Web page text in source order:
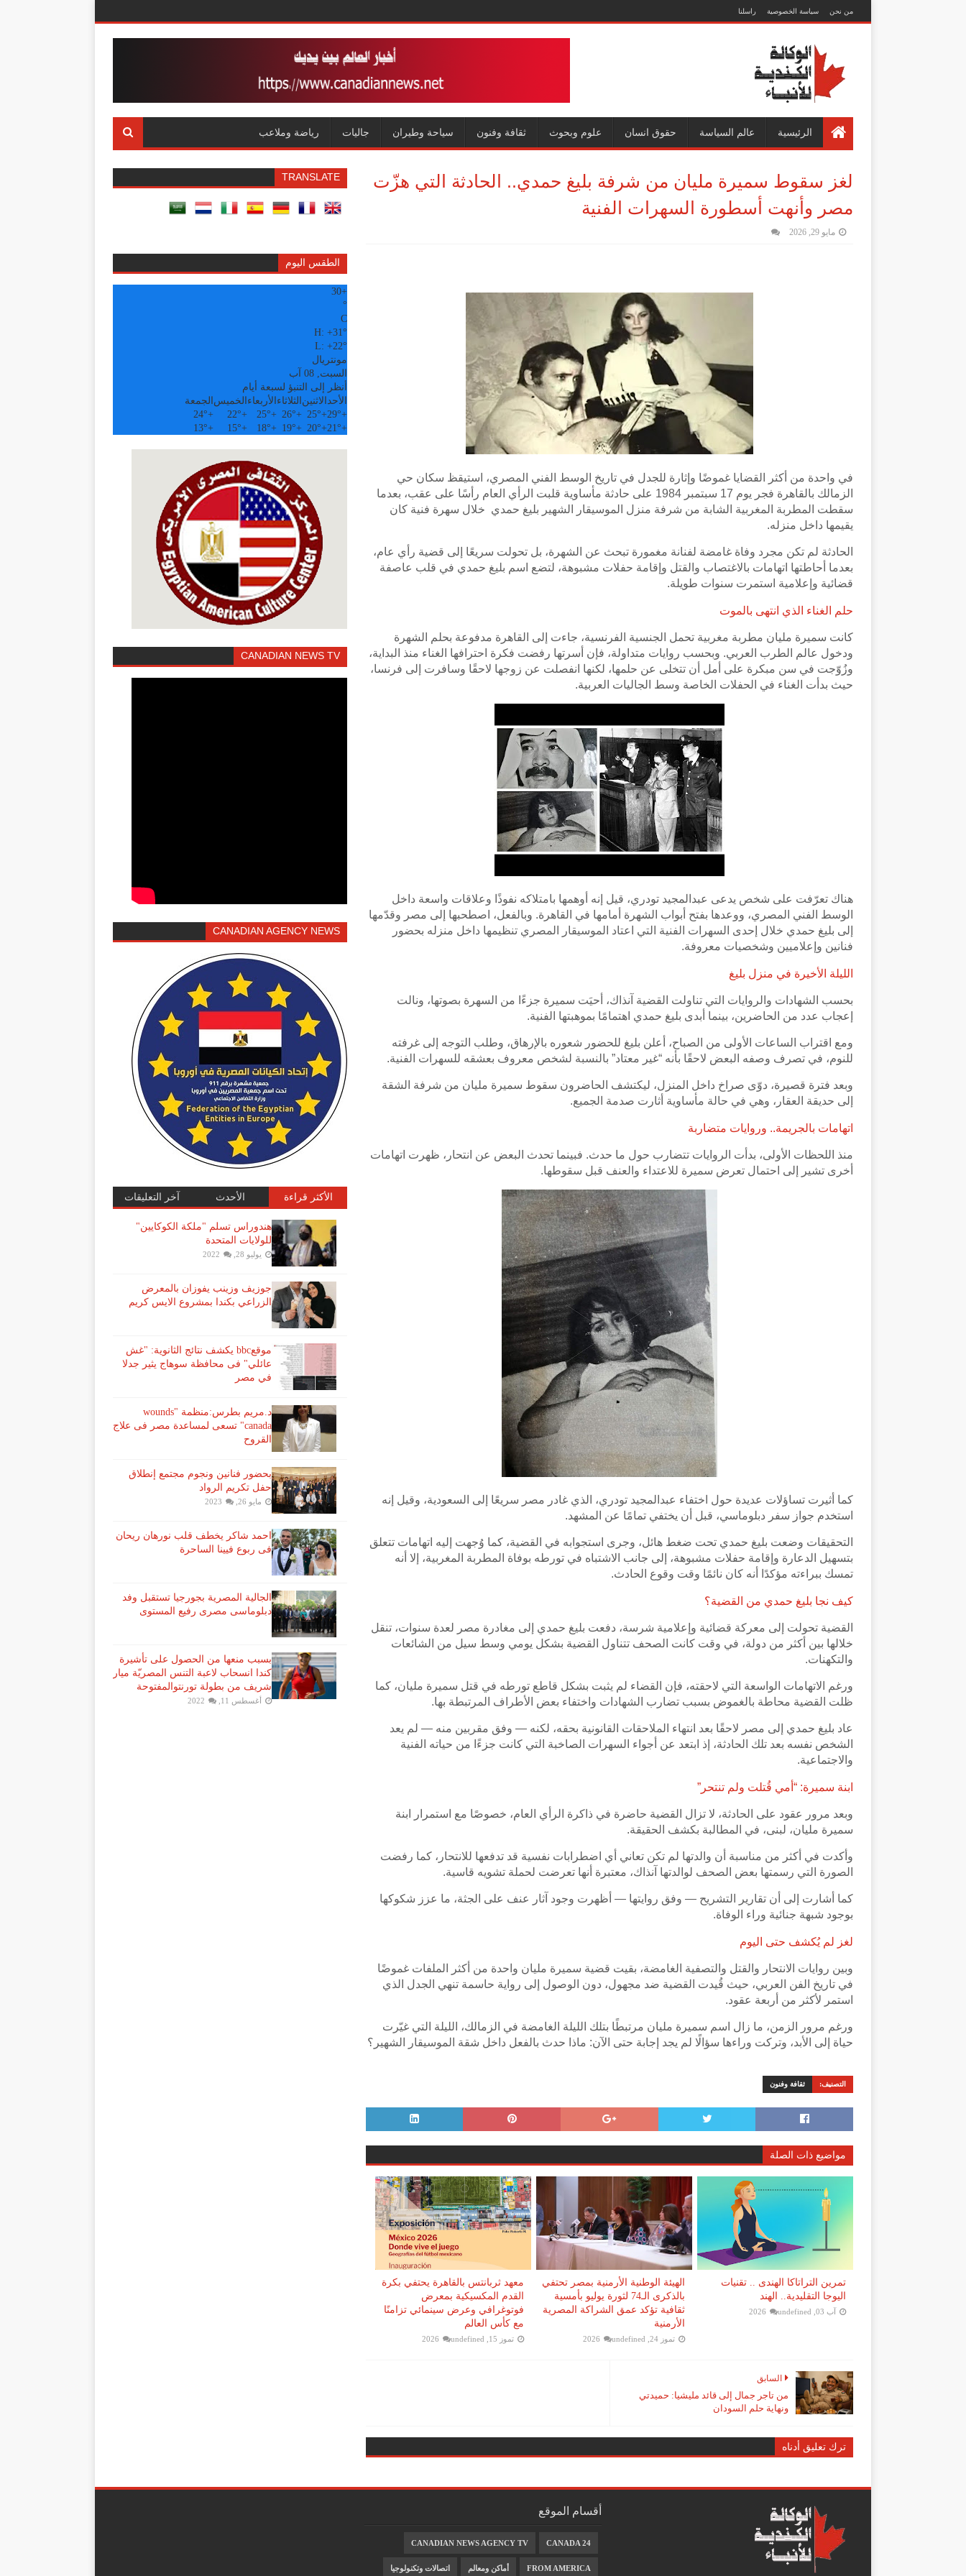
من نحن سياسة الخصوصية راسلنا
الرئيسية عالم السياسة حقوق انسان علوم وبحوث ثقافة وفنون سياحة وطيران جاليات رياضة وملاعب
لغز سقوط سميرة مليان من شرفة بليغ حمدي.. الحادثة التي هزّت
مصر وأنهت أسطورة السهرات الفنية
مايو 29, 2026
في واحدة من أكثر القضايا غموضًا وإثارة للجدل في تاريخ الوسط الفني المصري، استيقظ سكان حي
الزمالك بالقاهرة فجر يوم 17 سبتمبر 1984 على حادثة مأساوية قلبت الرأي العام رأسًا على عقب، بعدما
سقطت المطربة المغربية الشابة من شرفة منزل الموسيقار الشهير بليغ حمدي خلال سهرة فنية كان
يقيمها داخل منزله.
الحادثة لم تكن مجرد وفاة غامضة لفنانة مغمورة تبحث عن الشهرة، بل تحولت سريعًا إلى قضية رأي عام،
بعدما أحاطتها اتهامات بالاغتصاب والقتل وإقامة حفلات مشبوهة، لتضع اسم بليغ حمدي في قلب عاصفة
قضائية وإعلامية استمرت سنوات طويلة.
حلم الغناء الذي انتهى بالموت
كانت سميرة مليان مطربة مغربية تحمل الجنسية الفرنسية، جاءت إلى القاهرة مدفوعة بحلم الشهرة
ودخول عالم الطرب العربي. وبحسب روايات متداولة، فإن أسرتها رفضت فكرة احترافها الغناء منذ البداية،
وزُوّجت في سن مبكرة على أمل أن تتخلى عن حلمها، لكنها انفصلت عن زوجها لاحقًا وسافرت إلى فرنسا،
حيث بدأت الغناء في الحفلات الخاصة وسط الجاليات العربية.
هناك تعرّفت على شخص يدعى عبدالمجيد تودري، قيل إنه أوهمها بامتلاكه نفوذًا وعلاقات واسعة داخل
الوسط الفني المصري، ووعدها بفتح أبواب الشهرة أمامها في القاهرة. وبالفعل، اصطحبها إلى مصر وقدّمها
إلى بليغ حمدي خلال إحدى السهرات الفنية التي اعتاد الموسيقار المصري تنظيمها داخل منزله بحضور
فنانين وإعلاميين وشخصيات معروفة.
الليلة الأخيرة في منزل بليغ
بحسب الشهادات والروايات التي تناولت القضية آنذاك، أحيَت سميرة جزءًا من السهرة بصوتها، ونالت
إعجاب عدد من الحاضرين، بينما أبدى بليغ حمدي اهتمامًا بموهبتها الفنية.
ومع اقتراب الساعات الأولى من الصباح، أعلن بليغ للحضور شعوره بالإرهاق، وطلب التوجه إلى غرفته
للنوم، في تصرف وصفه البعض لاحقًا بأنه “غير معتاد” بالنسبة لشخص معروف بعشقه للسهرات الفنية.
وبعد فترة قصيرة، دوّى صراخ داخل المنزل، ليكتشف الحاضرون سقوط سميرة مليان من شرفة الشقة
إلى حديقة العقار، وهي في حالة مأساوية أثارت صدمة الجميع.
اتهامات بالجريمة.. وروايات متضاربة
منذ اللحظات الأولى، بدأت الروايات تتضارب حول ما حدث. فبينما تحدث البعض عن انتحار، ظهرت اتهامات
أخرى تشير إلى احتمال تعرض سميرة للاعتداء والعنف قبل سقوطها.
كما أثيرت تساؤلات عديدة حول اختفاء عبدالمجيد تودري، الذي غادر مصر سريعًا إلى السعودية، وقيل إنه
استخدم جواز سفر دبلوماسي، قبل أن يختفي تمامًا عن المشهد.
التحقيقات وضعت بليغ حمدي تحت ضغط هائل، وجرى استجوابه في القضية، كما وُجهت إليه اتهامات تتعلق
بتسهيل الدعارة وإقامة حفلات مشبوهة، إلى جانب الاشتباه في تورطه بوفاة المطربة المغربية، إلا أنه
تمسك ببراءته مؤكدًا أنه كان نائمًا وقت وقوع الحادث.
كيف نجا بليغ حمدي من القضية؟
القضية تحولت إلى معركة قضائية وإعلامية شرسة، دفعت بليغ حمدي إلى مغادرة مصر لعدة سنوات، تنقل
خلالها بين أكثر من دولة، في وقت كانت الصحف تتناول القضية بشكل يومي وسط سيل من الشائعات
والتكهنات.
ورغم الاتهامات الواسعة التي لاحقته، فإن القضاء لم يثبت بشكل قاطع تورطه في قتل سميرة مليان، كما
ظلت القضية محاطة بالغموض بسبب تضارب الشهادات واختفاء بعض الأطراف المرتبطة بها.
عاد بليغ حمدي إلى مصر لاحقًا بعد انتهاء الملاحقات القانونية بحقه، لكنه — وفق مقربين منه — لم يعد
الشخص نفسه بعد تلك الحادثة، إذ ابتعد عن أجواء السهرات الصاخبة التي كانت جزءًا من حياته الفنية
والاجتماعية.
ابنة سميرة: “أمي قُتلت ولم تنتحر”
وبعد مرور عقود على الحادثة، لا تزال القضية حاضرة في ذاكرة الرأي العام، خصوصًا مع استمرار ابنة
سميرة مليان، لبنى، في المطالبة بكشف الحقيقة.
وأكدت في أكثر من مناسبة أن والدتها لم تكن تعاني أي اضطرابات نفسية قد تدفعها للانتحار، كما رفضت
الصورة التي رسمتها بعض الصحف لوالدتها آنذاك، معتبرة أنها تعرضت لحملة تشويه قاسية.
كما أشارت إلى أن تقارير التشريح — وفق روايتها — أظهرت وجود آثار عنف على الجثة، ما عزز شكوكها
بوجود شبهة جنائية وراء الوفاة.
لغز لم يُكشف حتى اليوم
وبين روايات الانتحار والقتل والتصفية الغامضة، بقيت قضية سميرة مليان واحدة من أكثر الملفات غموضًا
في تاريخ الفن العربي، حيث قُيدت القضية ضد مجهول، دون الوصول إلى رواية حاسمة تنهي الجدل الذي
استمر لأكثر من أربعة عقود.
ورغم مرور الزمن، ما زال اسم سميرة مليان مرتبطًا بتلك الليلة الغامضة في الزمالك، الليلة التي غيّرت
حياة إلى الأبد، وتركت وراءها سؤالًا لم يجد إجابة حتى الآن: ماذا حدث بالفعل داخل شقة الموسيقار الشهير؟
التصنيف: ثقافة وفنون
مواضيع ذات الصلة
تمرين التراتاكا الهندى .. تقنيات
اليوجا التقليدية.. الهند
آب 03, 2026 undefined
الهيئة الوطنية الأرمنية بمصر تحتفي
بالذكرى الـ74 لثورة يوليو بأمسية
ثقافية تؤكد عمق الشراكة المصرية
الأرمنية
تموز 24, 2026 undefined
معهد ثربانتس بالقاهرة يحتفي بكرة
القدم المكسيكية بمعرض
فوتوغرافي وعرض سينمائي تزامنًا
مع كأس العالم
تموز 15, 2026 undefined
السابق
من تاجر جمال إلى قائد مليشيا: حميدتي
ونهاية حلم السودان
ترك تعليق أدناه
TRANSLATE
الطقس اليوم
+
30
°
C
H: +31°
L: +22°
مونتريال
السبت, 08 آب
أنظر إلى التنبؤ لسبعة أيام
الأحد الاثنين الثلاثاء الأربعاء الخميس الجمعة
+
29°
+
25°
+
26°
+
25°
+
22°
+
24°
+
21°
+
20°
+
19°
+
18°
+
15°
+
13°
CANADIAN NEWS TV
CANADIAN AGENCY NEWS
الأكثر قراءة الأحدث آخر التعليقات
هندوراس تسلم "ملكة الكوكايين"
للولايات المتحدة
يوليو 28, 2022
جوزيف وزينب يفوزان بالمعرض
الزراعي بكندا بمشروع الايس كريم
موقعbbc يكشف نتائج الثانوية: "غش
عائلي" فى محافظة سوهاج يثير جدلا
في مصر
د.مريم بطرس:منظمة "wounds
canada" تسعى لمساعدة مصر فى علاج
القروح
بحضور فنانين ونجوم مجتمع إنطلاق
حفل تكريم الرواد
مايو 26, 2023
احمد شاكر يخطف قلب نورهان ريحان
فى ربوع فيينا الساحرة
الجالية المصرية بجورجيا تستقبل وفد
دبلوماسى مصرى رفيع المستوى
بسبب منعها من الحصول على تأشيرة
كندا انسحاب لاعبة ​التنس​ المصريّة ​ميار
شريف​ من بطولة ​تورنتو​المفتوحة
أغسطس 11, 2022
أقسام الموقع
CANADA 24
CANADIAN NEWS AGENCY TV
FROM AMERICA أماكن ومعالم اتصالات وتكنولوجيا